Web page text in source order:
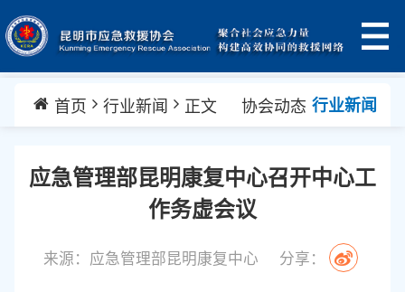
首页 行业新闻 正文 协会动态 行业新闻
应急管理部昆明康复中心召开中心工
作务虚会议
来源：应急管理部昆明康复中心 分享：